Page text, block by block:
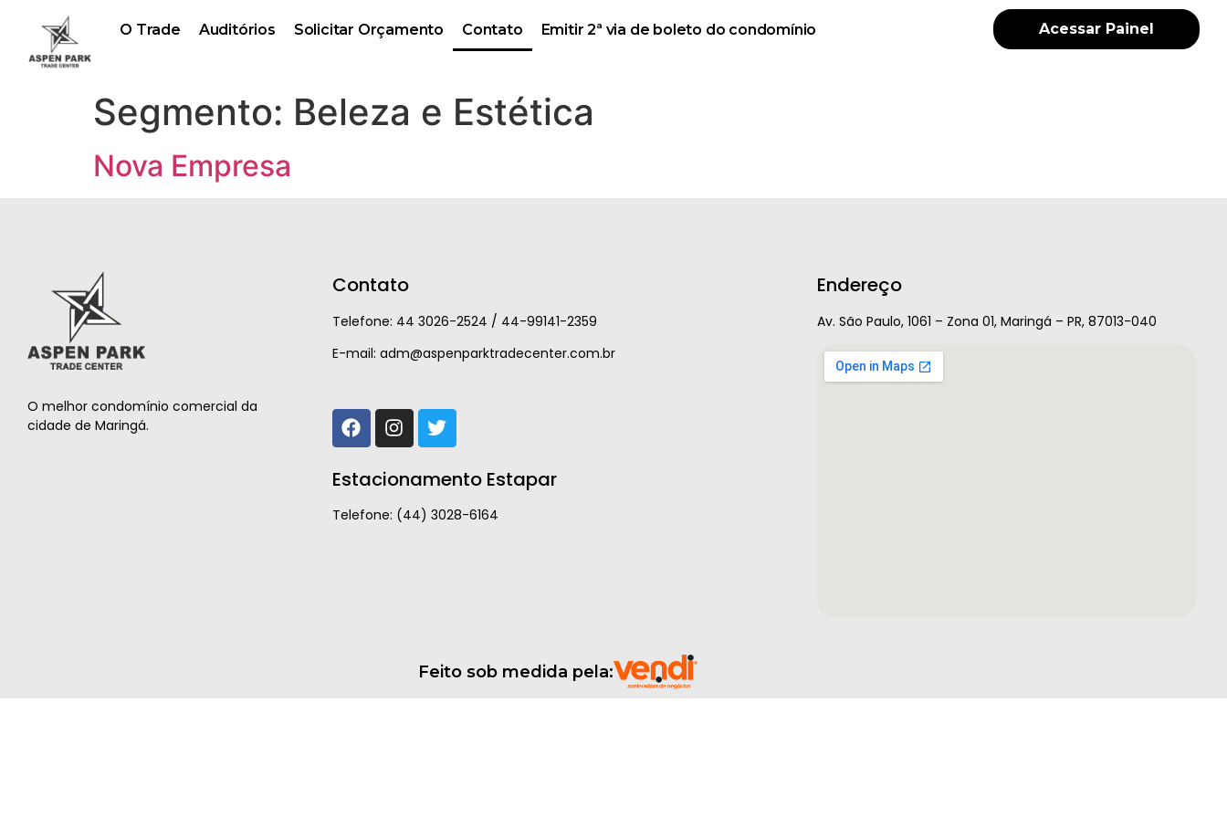
O Trade Auditórios Solicitar Orçamento Contato Emitir 2ª via de boleto do condomínio Acessar Painel
Segmento: Beleza e Estética
Nova Empresa
O melhor condomínio comercial da
cidade de Maringá.
Contato
Telefone: 44 3026-2524 / 44-99141-2359
E-mail: adm@aspenparktradecenter.com.br
Estacionamento Estapar
Telefone: (44) 3028-6164
Endereço
Av. São Paulo, 1061 – Zona 01, Maringá – PR, 87013-040
Feito sob medida pela: